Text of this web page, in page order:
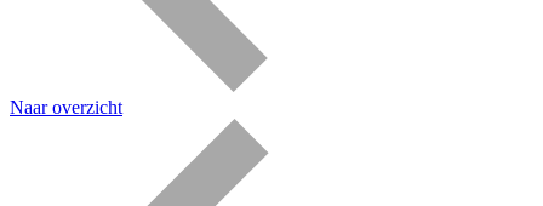
Naar overzicht